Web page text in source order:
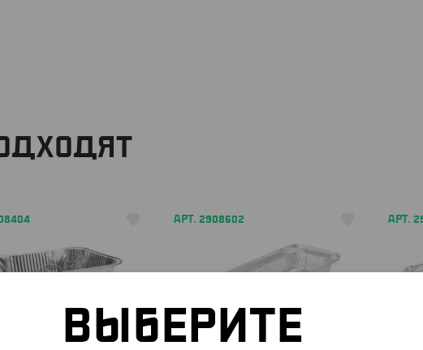
АРТ. 2908602 АРТ.
ВЫБЕРИТЕ